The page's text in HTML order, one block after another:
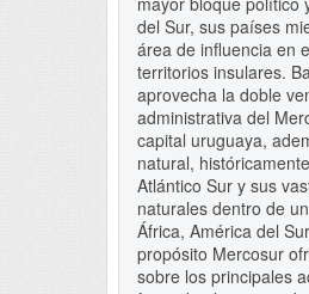
del Sur, sus países
área de influencia en
territorios insulares.
aprovecha la doble
administrativa del
capital uruguaya,
natural,
Atlántico Sur y sus
naturales dentro de
África, América del
propósito Mercosur
sobre los principales